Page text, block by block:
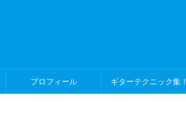
プロフィール ギターテクニック集